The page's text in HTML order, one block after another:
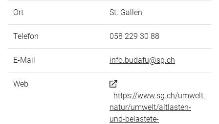
Ort St. Gallen
Telefon 058 229 30 88
E-Mail info.budafu@sg.ch
Web
https://www.sg.ch/umwelt-
natur/umwelt/altlasten-
und-belastete-